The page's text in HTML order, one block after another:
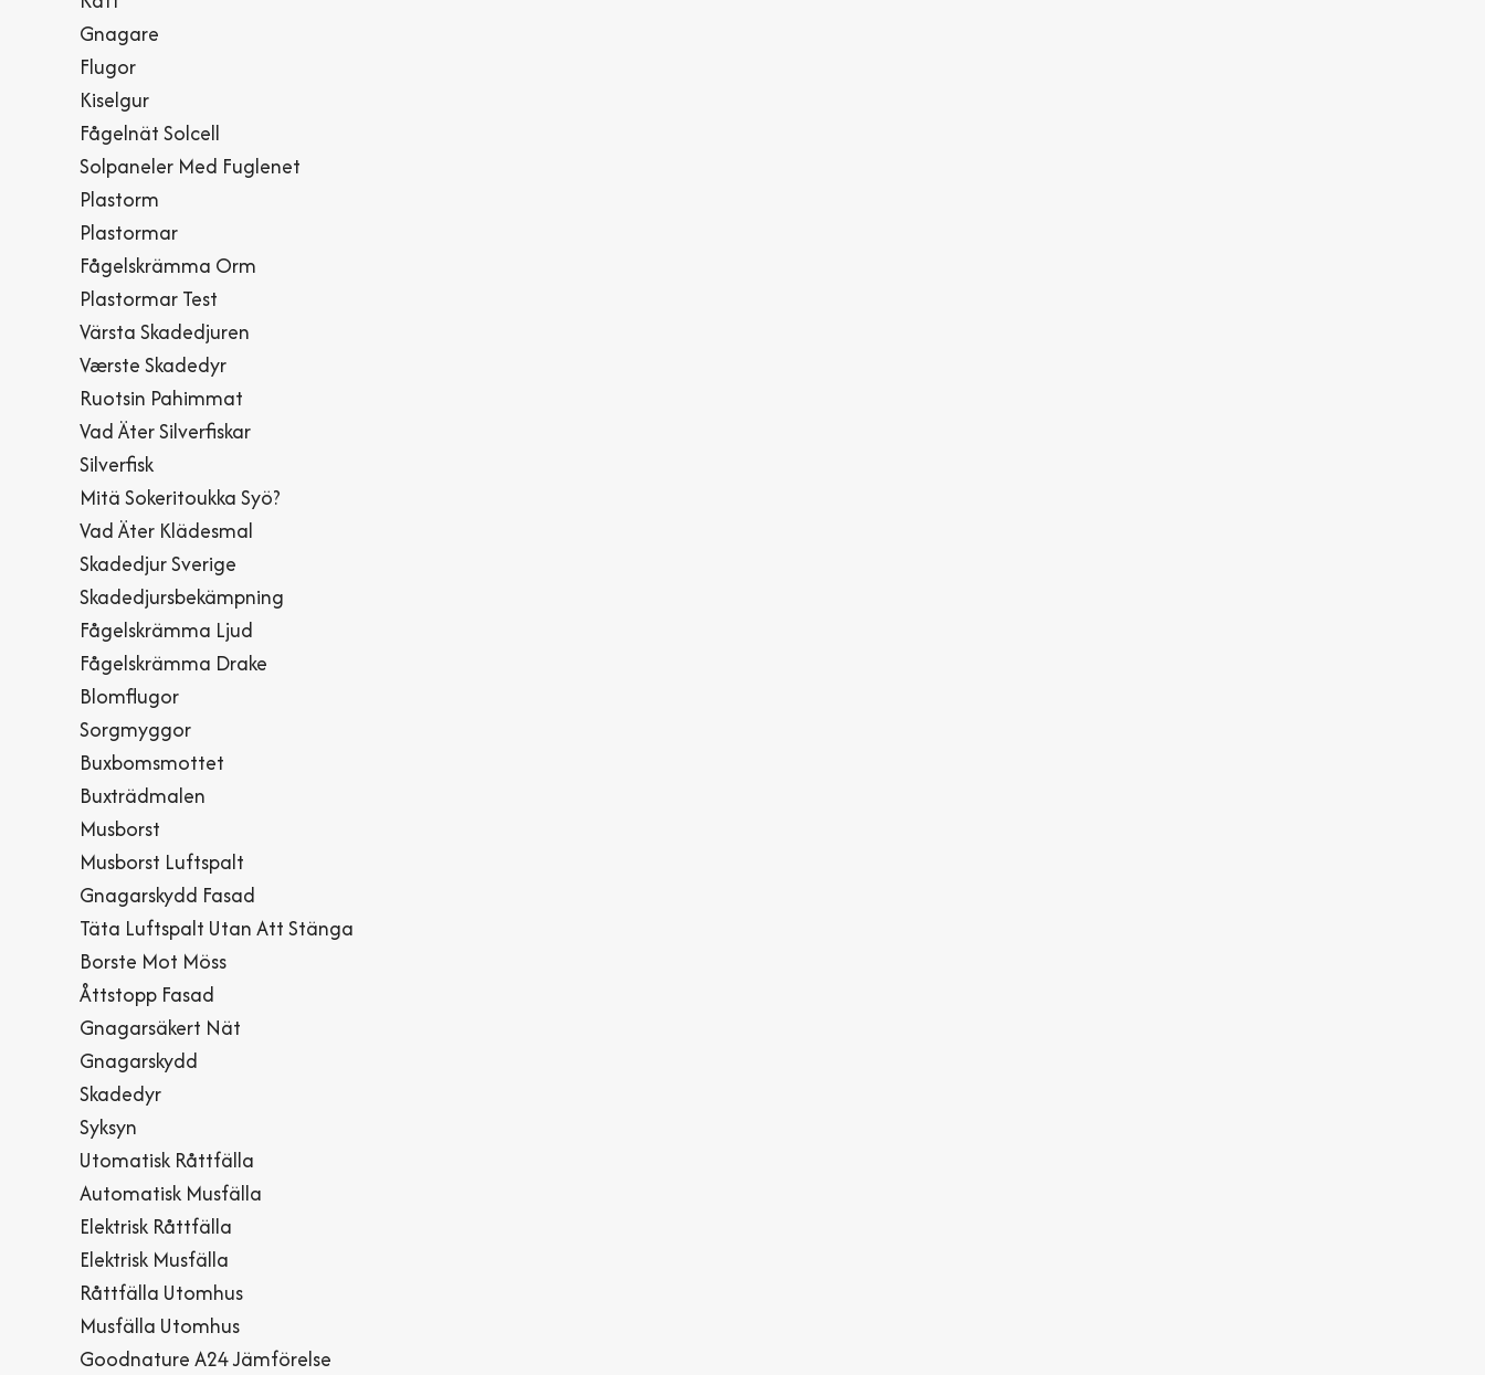
Gnagare
Flugor
Kiselgur
Fågelnät Solcell
Solpaneler Med Fuglenet
Plastorm
Plastormar
Fågelskrämma Orm
Plastormar Test
Värsta Skadedjuren
Værste Skadedyr
Ruotsin Pahimmat
Vad Äter Silverfiskar
Silverfisk
Mitä Sokeritoukka Syö?
Vad Äter Klädesmal
Skadedjur Sverige
Skadedjursbekämpning
Fågelskrämma Ljud
Fågelskrämma Drake
Blomflugor
Sorgmyggor
Buxbomsmottet
Buxträdmalen
Musborst
Musborst Luftspalt
Gnagarskydd Fasad
Täta Luftspalt Utan Att Stänga Ventilation
Borste Mot Möss
Åttstopp Fasad
Gnagarsäkert Nät
Gnagarskydd
Skadedyr
Syksyn
Utomatisk Råttfälla
Automatisk Musfälla
Elektrisk Råttfälla
Elektrisk Musfälla
Råttfälla Utomhus
Musfälla Utomhus
Goodnature A24 Jämförelse